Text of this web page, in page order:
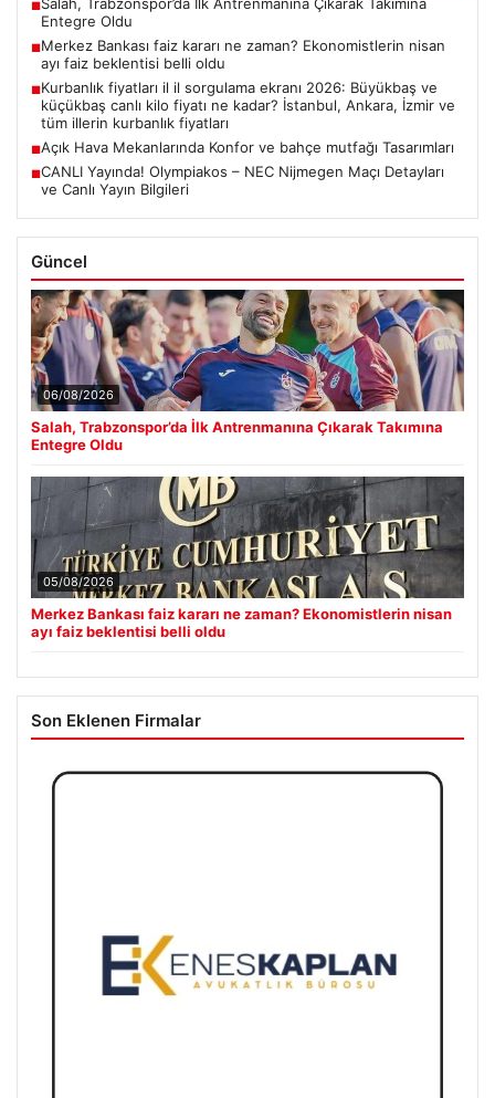
■
Entegre Oldu
■Merkez Bankası faiz kararı ne zaman? Ekonomistlerin nisan
ayı faiz beklentisi belli oldu
■Kurbanlık fiyatları il il sorgulama ekranı 2026: Büyükbaş ve
küçükbaş canlı kilo fiyatı ne kadar? İstanbul, Ankara, İzmir ve
tüm illerin kurbanlık fiyatları
■Açık Hava Mekanlarında Konfor ve bahçe mutfağı Tasarımları
■CANLI Yayında! Olympiakos – NEC Nijmegen Maçı Detayları
ve Canlı Yayın Bilgileri
Güncel
06/08/2026
Salah, Trabzonspor’da İlk Antrenmanına Çıkarak Takımına
Entegre Oldu
05/08/2026
Merkez Bankası faiz kararı ne zaman? Ekonomistlerin nisan
ayı faiz beklentisi belli oldu
Son Eklenen Firmalar